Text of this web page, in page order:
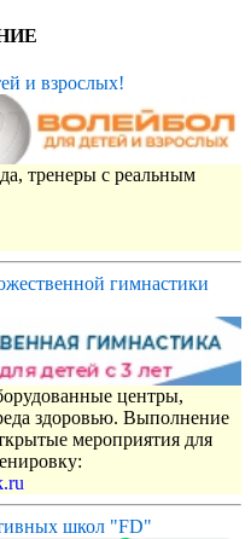
и взрослых!
тренеры с реальным
гимнастики
центры,
здоровью. Выполнение
мероприятия для
школ "FD"